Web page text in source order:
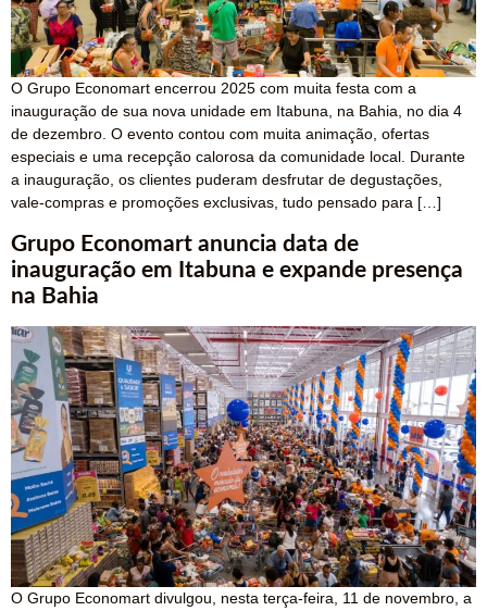
O Grupo Economart encerrou 2025 com muita festa com a
inauguração de sua nova unidade em Itabuna, na Bahia, no dia 4
de dezembro. O evento contou com muita animação, ofertas
especiais e uma recepção calorosa da comunidade local. Durante
a inauguração, os clientes puderam desfrutar de degustações,
vale-compras e promoções exclusivas, tudo pensado para […]
Grupo Economart anuncia data de
inauguração em Itabuna e expande presença
na Bahia
O Grupo Economart divulgou, nesta terça-feira, 11 de novembro, a